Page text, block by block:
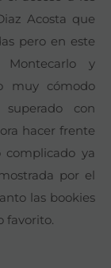
Acosta que
pero en este
y
muy cómodo
con
hacer frente
ya
por el
las bookies
favorito.